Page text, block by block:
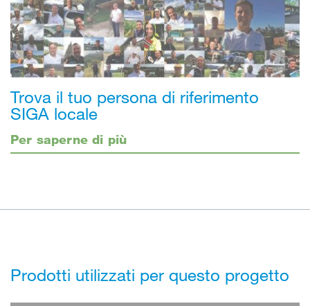
Trova il tuo persona di riferimento
SIGA locale
Per saperne di più
Prodotti utilizzati per questo progetto